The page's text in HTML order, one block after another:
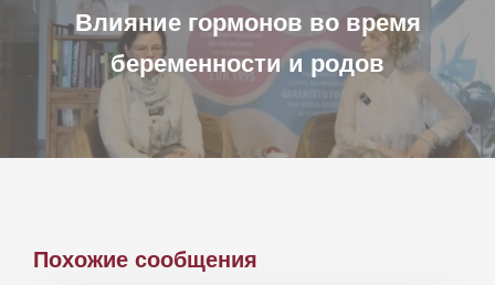
Влияние гормонов во время
беременности и родов
Похожие сообщения